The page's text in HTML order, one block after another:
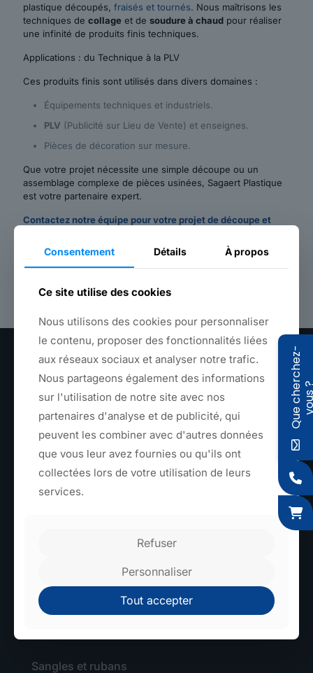
plastique découpés, fraisés et tournés. Nous maîtrisons les
techniques de collage et de soudure à chaud pour réaliser
une infinité de produits finis techniques.
Applications : du Technique à la PLV
Ces produits finis sont utilisés dans divers domaines :
Équipements techniques et industriels.
PLV (Publicité sur Lieu de Vente) et enseignes.
Pièces de décoration sur mesure.
Que votre projet nécessite une simple découpe ou un
assemblage complexe de pièces usinées, Sagaert Plastique
est votre partenaire expert.
Contactez notre équipe pour votre projet de découpe et
Textile, plastique et métal fabriqués en France
+33(0) 3 20 39 07 06
contact@sagaert.com
Sangles et rubans
Consentement Détails À propos
Ce site utilise des cookies
Nous utilisons des cookies pour personnaliser
le contenu, proposer des fonctionnalités liées
aux réseaux sociaux et analyser notre trafic.
Nous partageons également des informations
sur l'utilisation de notre site avec nos
partenaires d'analyse et de publicité, qui
peuvent les combiner avec d'autres données
que vous leur avez fournies ou qu'ils ont
collectées lors de votre utilisation de leurs
services.
Refuser
Personnaliser
Tout accepter
Q
u
e
c
h
e
r
c
h
e
z
-
v
o
u
s